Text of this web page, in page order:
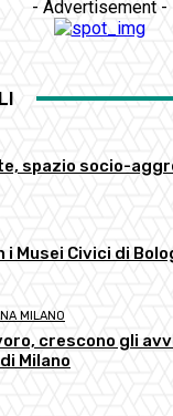
- Advertisement -
spazio socio-
Musei Civici di
MILANO
crescono gli
Milano